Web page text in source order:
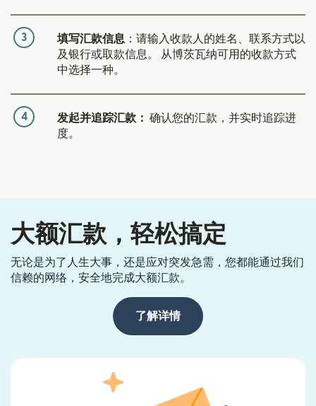
3 填写汇款信息 ：请输入收款人的姓名、联系方式以
及银行或取款信息。 从博茨瓦纳可用的收款方式
中选择一种。
4 发起并追踪汇款： 确认您的汇款，并实时追踪进
度。
大额汇款，轻松搞定
无论是为了人生大事，还是应对突发急需，您都能通过我们
信赖的网络，安全地完成大额汇款。
了解详情